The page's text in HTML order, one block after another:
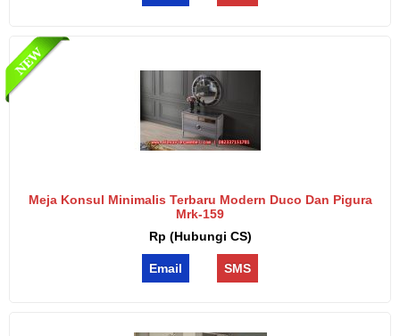
Meja Konsul Minimalis Terbaru Modern Duco Dan Pigura
Mrk-159
Rp (Hubungi CS)
Email SMS